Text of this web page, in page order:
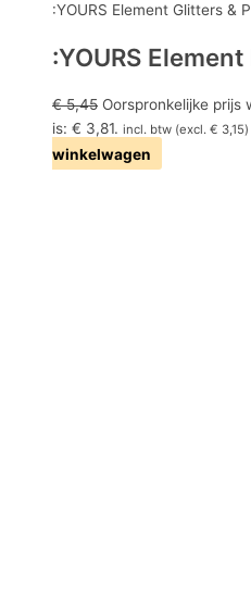
:YOURS Element Glitters &
:YOURS
€5,45 Oorspronkelijke prijs
is: € 3,81. incl. btw (excl. € 3,15)
winkelwagen